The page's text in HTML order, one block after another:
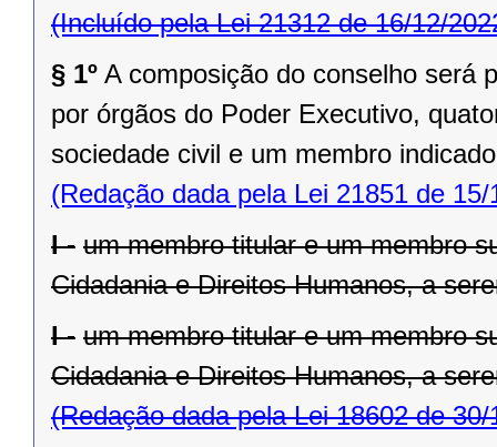
(Incluído pela Lei 21312 de 16/12/
§ 1º A composição do conselho será
por órgãos do Poder Executivo,
sociedade civil e um membro
(Redação dada pela Lei 21851 de 15/
I - um membro titular e um membro
Cidadania e Direitos Humanos, a
I - um membro titular e um membro
Cidadania e Direitos Humanos, a
(Redação dada pela Lei 18602 de 30/